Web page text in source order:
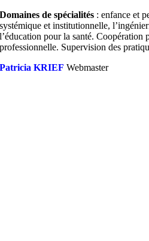
Domaines de spécialités : enfance et
systémique et institutionnelle,
l’éducation pour la santé.
professionnelle. Supervision des
Patricia KRIEF Webmaster